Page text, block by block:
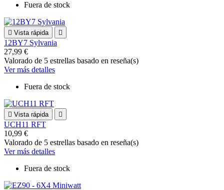
Fuera de stock
 Vista rápida 
12BY7 Sylvania
27,99 €
Valorado de 5 estrellas basado en reseña(s)
Ver más detalles
Fuera de stock
 Vista rápida 
UCH11 RFT
10,99 €
Valorado de 5 estrellas basado en reseña(s)
Ver más detalles
Fuera de stock